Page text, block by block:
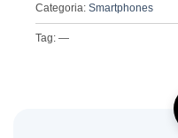
Categoria: Smartphones
Tag: —